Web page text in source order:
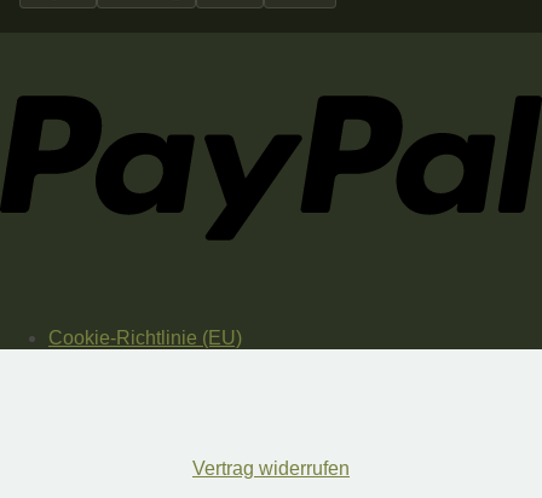
Cookie-Richtlinie (EU)
Vertrag widerrufen